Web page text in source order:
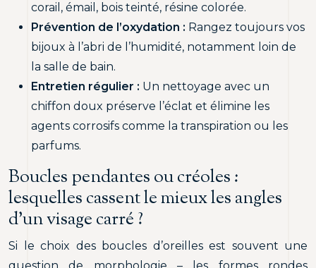
corail, émail, bois teinté, résine colorée.
Prévention de l’oxydation : Rangez toujours vos
bijoux à l’abri de l’humidité, notamment loin de
la salle de bain.
Entretien régulier : Un nettoyage avec un
chiffon doux préserve l’éclat et élimine les
agents corrosifs comme la transpiration ou les
parfums.
Boucles pendantes ou créoles :
lesquelles cassent le mieux les angles
d’un visage carré ?
Si le choix des boucles d’oreilles est souvent une